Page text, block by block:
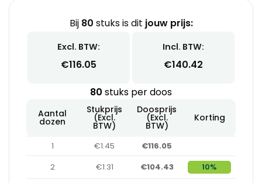
Bij 80 stuks is dit jouw prijs:
Excl. BTW:
€116.05
Incl. BTW:
€140.42
80 stuks per doos
Aantal
dozen
Stukprijs
(Excl.
BTW)
Doosprijs
(Excl.
BTW)
Korting
1 €1.45
€116.05
2
€1.31 €104.43 10%